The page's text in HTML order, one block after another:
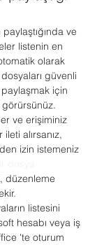
ve
listenin en
olarak
dosyaları güvenli
için
ve erişiminiz
ileti alırsanız,
izin istemeniz
düzenleme
listesini
hesabı veya iş
'te oturum